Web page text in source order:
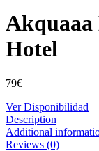
Akquaaa
Hotel
79€
Ver Disponibilidad
Description
Additional
Reviews (0)